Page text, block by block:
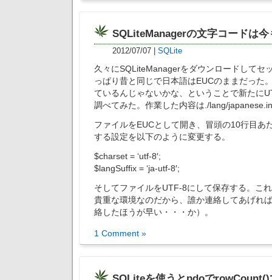
SQLiteManagerの文字コードは今
2012/07/07 SQLite
久々にSQLiteManagerをダウンロードしてセ
っぱり昔と同じで日本語はEUCのままだった
ているんじゃないかな、ということで新たに
調べてみた。作業した内容は./lang/
ファイルをEUCとして開き、冒頭の10行目あ
する設定を以下のように変更する。
$charset = ‘utf-8′;
$langSuffix = ‘ja-utf-8′;
そしてファイルをUTF-8にして保存する。こ
貴重な環境なのだから、誰か連絡してあげれ
絡したほうが早い・・・か）。
1 Comment »